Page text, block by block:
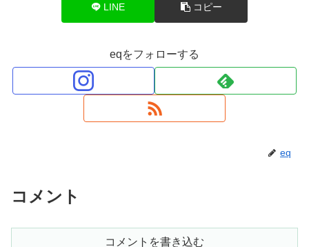
LINE コピー
eqをフォローする
eq
コメント
コメントを書き込む